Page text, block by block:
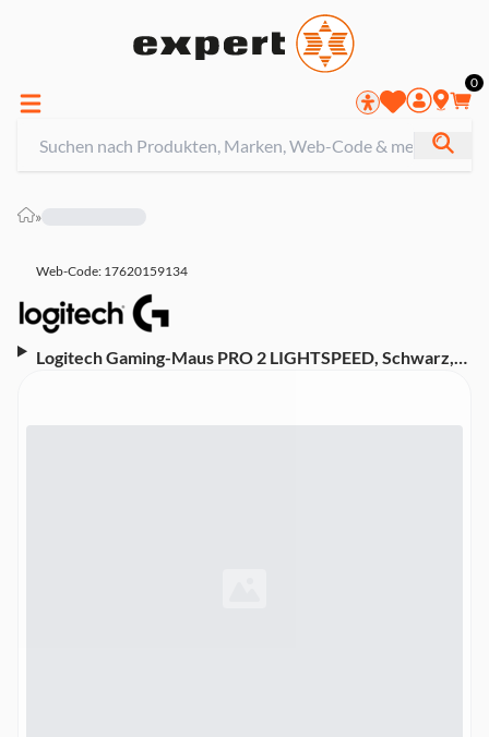
0
»
Web-Code: 17620159134
Logitech Gaming-Maus PRO 2 LIGHTSPEED, Schwarz,